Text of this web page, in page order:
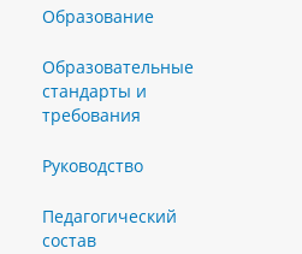
Образование
Образовательные
стандарты и
требования
Руководство
Педагогический
состав